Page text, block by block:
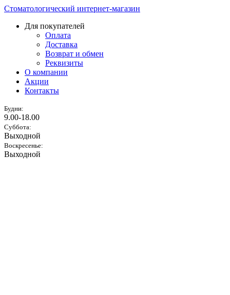
Стоматологический интернет-магазин
Для покупателей
Оплата
Доставка
Возврат и обмен
Реквизиты
О компании
Акции
Контакты
Будни:
9.00-18.00
Суббота:
Выходной
Воскресенье:
Выходной